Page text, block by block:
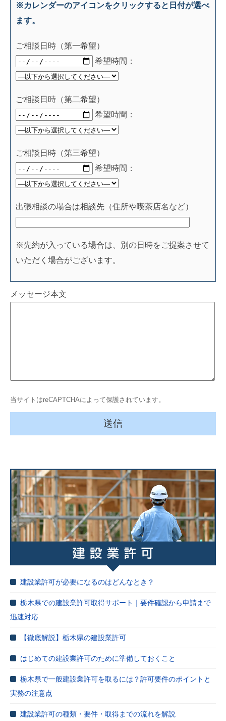
※カレンダーのアイコンをクリックすると日付が選べ
ます。
ご相談日時（第一希望）
希望時間：
ご相談日時（第二希望）
希望時間：
ご相談日時（第三希望）
希望時間：
出張相談の場合は相談先（住所や喫茶店名など）
※先約が入っている場合は、別の日時をご提案させて
いただく場合がございます。
メッセージ本文
当サイトはreCAPTCHAによって保護されています。
建設業許可が必要になるのはどんなとき？
栃木県での建設業許可取得サポート｜要件確認から申請まで
迅速対応
【徹底解説】栃木県の建設業許可
はじめての建設業許可のために準備しておくこと
栃木県で一般建設業許可を取るには？許可要件のポイントと
実務の注意点
建設業許可の種類・要件・取得までの流れを解説